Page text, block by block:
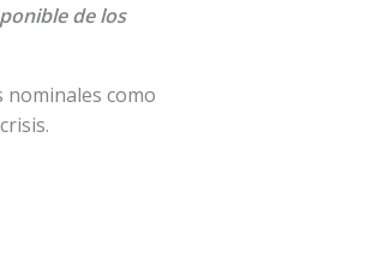
de los
nominales como